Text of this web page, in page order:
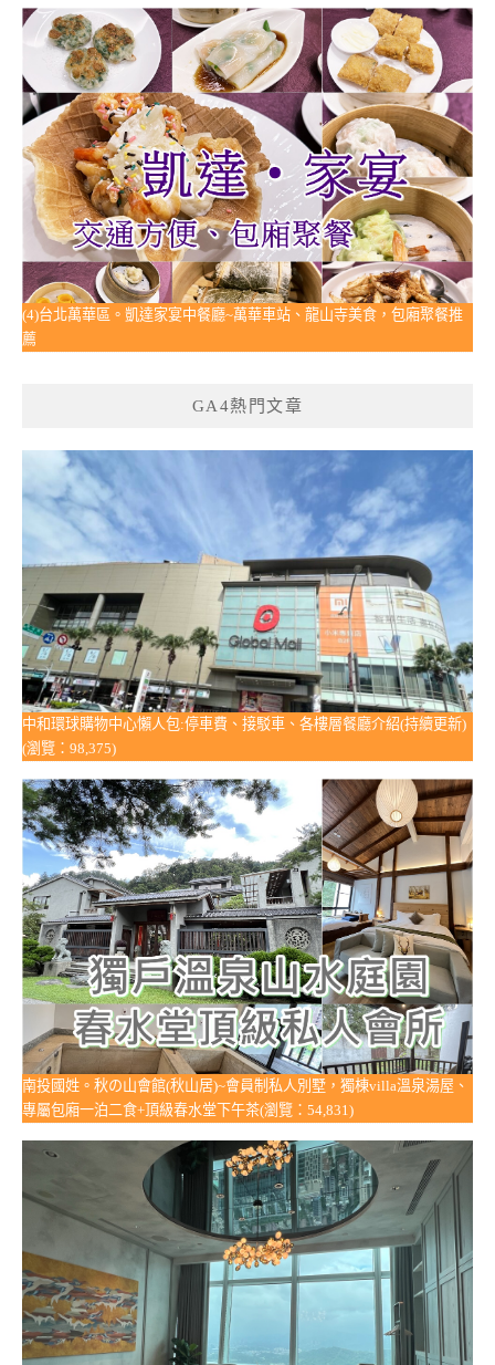
(4)台北萬華區。凱達家宴中餐廳~萬華車站、龍山寺美食，包廂聚餐推
薦
GA4熱門文章
中和環球購物中心懶人包:停車費、接駁車、各樓層餐廳介紹(持續更新)
(瀏覽：98,375)
南投國姓。秋の山會館(秋山居)~會員制私人別墅，獨棟villa溫泉湯屋、
專屬包廂一泊二食+頂級春水堂下午茶(瀏覽：54,831)